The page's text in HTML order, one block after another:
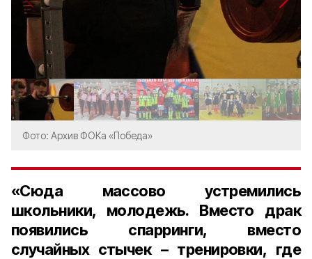
Фото: Архив ФОКа «Победа»
«Сюда массово
устремились
школьники, молодежь. Вместо
драк
появились
спарринги, вместо
случайных стычек – тренировки, где